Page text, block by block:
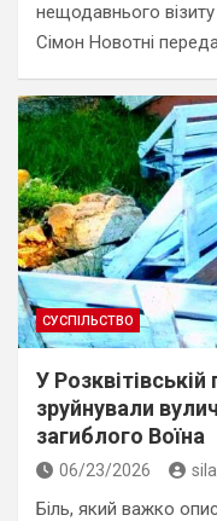
нещодавнього візиту
Сімон Новотні
СУСПІЛЬСТВО
У
зруйнували
загиблого Воїна
06/23/2026
Біль, який важко